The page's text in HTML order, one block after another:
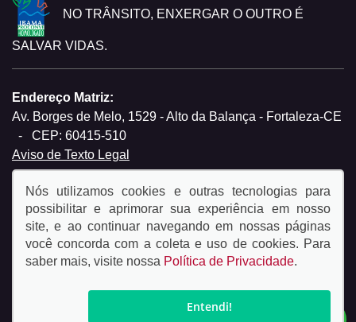
NO TRÂNSITO, ENXERGAR O OUTRO É
SALVAR VIDAS.
Endereço Matriz:
Av. Borges de Melo, 1529 - Alto da Balança - Fortaleza-CE
-
CEP: 60415-510
Aviso de Texto Legal
© Copyright 2026
privacidade.
Nós utilizamos cookies e outras tecnologias para
possibilitar e aprimorar sua experiência em nosso
site, e ao continuar navegando em nossas páginas
você concorda com a coleta e uso de cookies. Para
saber mais, visite nossa Política de Privacidade.
Entendi!